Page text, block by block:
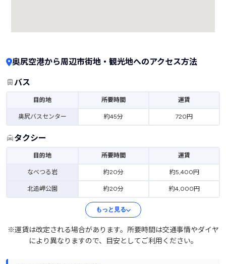
奥尻空港から周辺市街地・観光地へのアクセス方法
バス
目的地 所要時間 運賃
奥尻バスセンター 約45分 720円
タクシー
目的地 所要時間 運賃
なべつる岩 約20分 約5,400円
北追岬公園 約20分 約4,000円
もっと見る
※運賃は改定される場合があります。所要時間は交通事情やダイヤ
により異なりますので、目安としてご利用ください。